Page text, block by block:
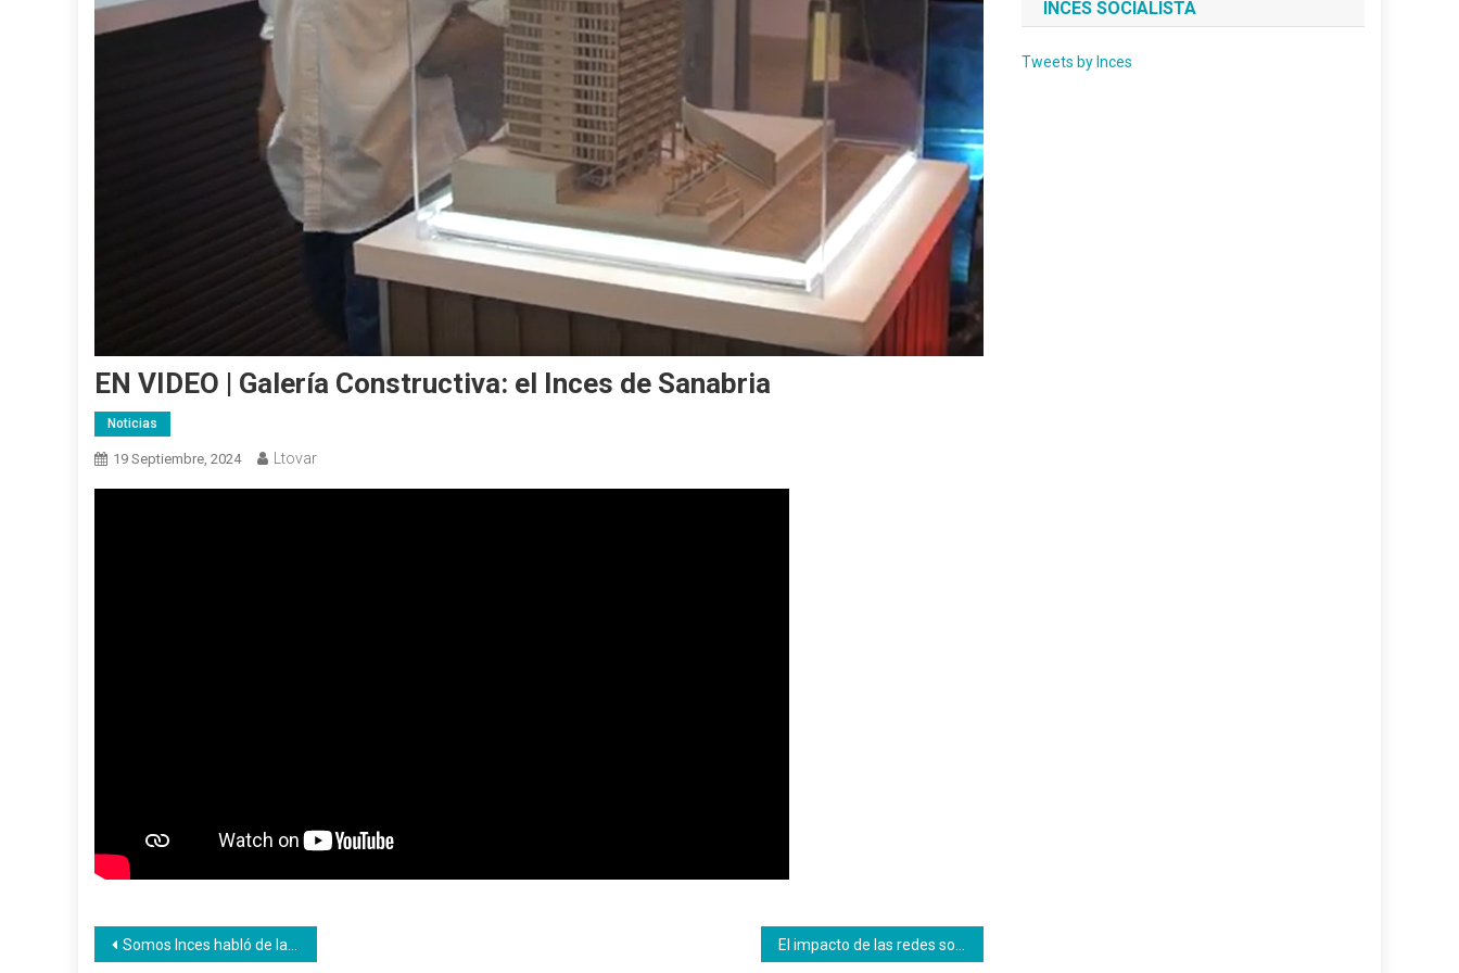
EN VIDEO | Galería Constructiva: el Inces de Sanabria
Noticias
19 Septiembre, 2024 Ltovar
Navegación
Somos Inces habló de la Inteligencia Artificial en su edición número 292
INCES SOCIALISTA
Tweets by Inces